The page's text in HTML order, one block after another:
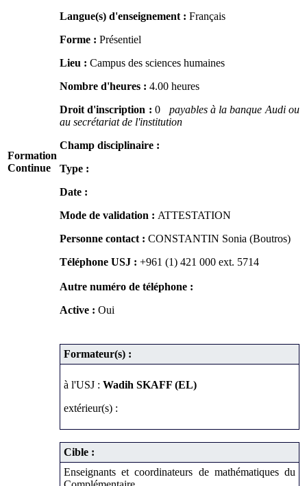
Formation
Continue
Langue(s) d'enseignement : Français
Forme : Présentiel
Lieu : Campus des sciences humaines
Nombre d'heures : 4.00 heures
Droit d'inscription : 0 payables à la banque Audi ou
au secrétariat de l'institution
Champ disciplinaire :
Type :
Date :
Mode de validation : ATTESTATION
Personne contact : CONSTANTIN Sonia (Boutros)
Téléphone USJ : +961 (1) 421 000 ext. 5714
Autre numéro de téléphone :
Active : Oui
Formateur(s) :
à l'USJ : Wadih SKAFF (EL)
extérieur(s) :
Cible :
Enseignants et coordinateurs de mathématiques du